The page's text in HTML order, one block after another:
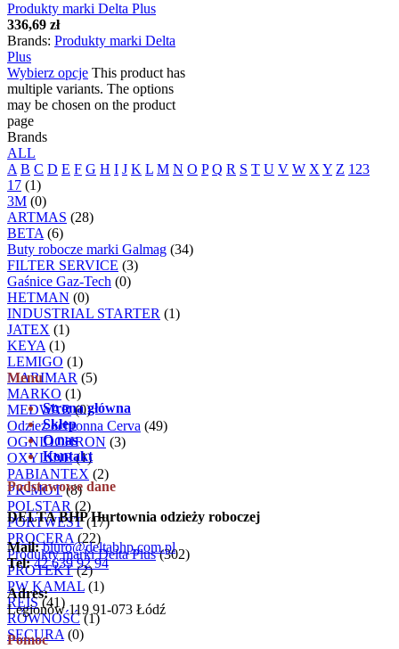
Produkty marki Delta Plus
336,69 zł
Brands: Produkty marki Delta
Plus
Wybierz opcje This product has
multiple variants. The options
may be chosen on the product
page
Brands
ALL
A B C D E F G H I J K L M N O P Q R S T U V W X Y Z 123
17 (1)
3M (0)
ARTMAS (28)
BETA (6)
Buty robocze marki Galmag (34)
FILTER SERVICE (3)
Gaśnice Gaz-Tech (0)
HETMAN (0)
INDUSTRIAL STARTER (1)
JATEX (1)
KEYA (1)
LEMIGO (1)
MARIMAR (5)
MARKO (1)
MEDWAR(0)
Odzież ochronna Cerva (49)
OGNIOCHRON (3)
OXYLINE(1)
PABIANTEX (2)
PK-MOT(8)
POLSTAR (2)
PORTWEST(17)
PROCERA (22)
Produkty marki Delta Plus(302)
PROTEKT(2)
PW KAMAL (1)
REIS(41)
RÓWNOŚĆ(1)
SECURA (0)
Menu
Strona główna
Sklep
O nas
Kontakt
Podstawowe dane
DELTA BHP Hurtownia odzieży roboczej
Mail: biuro@deltabhp.com.pl
Tel: 42 639 92 94
Adres:
Legionów 119 91-073 Łódź
Pomoc